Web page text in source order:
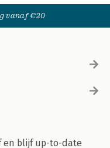
vanaf €20
en blijf up-to-date